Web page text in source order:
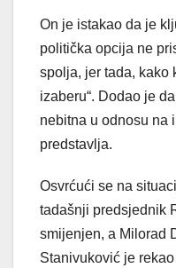
On je istakao da je
politička opcija ne
spolja, jer tada, kako
izaberu“. Dodao je
nebitna u odnosu na
predstavlja.
Osvrćući se na
tadašnji predsjednik
smijenjen, a Milorad
Stanivuković je